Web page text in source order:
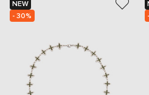
NEW
- 30%